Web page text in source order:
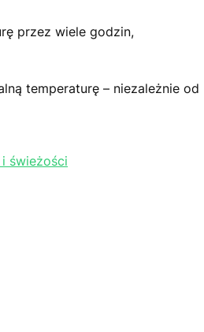
przez wiele godzin,
temperaturę – niezależnie od
świeżości